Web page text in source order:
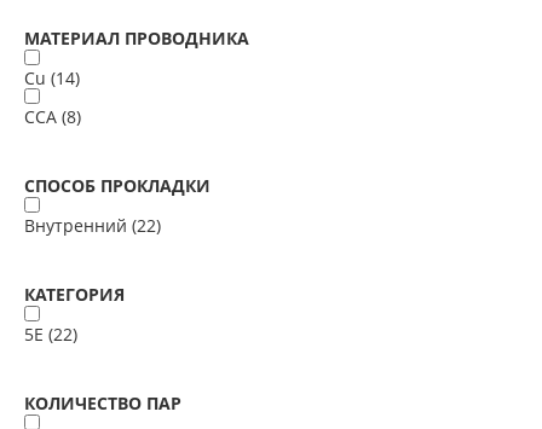
МАТЕРИАЛ ПРОВОДНИКА
Cu (14)
ССА (8)
СПОСОБ ПРОКЛАДКИ
Внутренний (22)
КАТЕГОРИЯ
5E (22)
КОЛИЧЕСТВО ПАР